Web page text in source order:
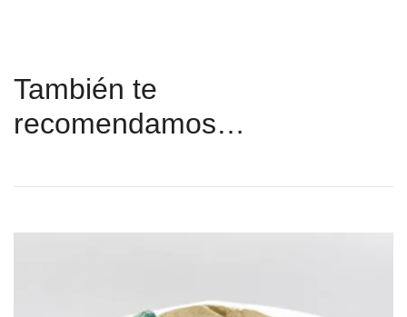
También te
recomendamos…